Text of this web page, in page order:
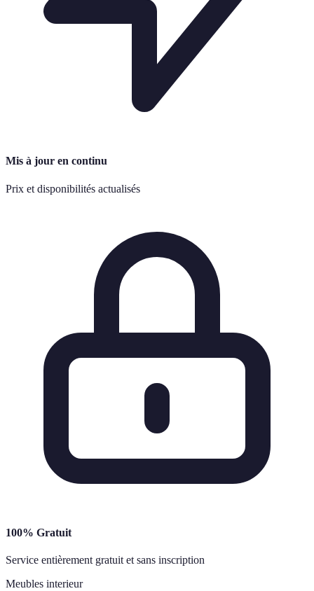
Mis à jour en continu
Prix et disponibilités actualisés
100% Gratuit
Service entièrement gratuit et sans inscription
Meubles interieur